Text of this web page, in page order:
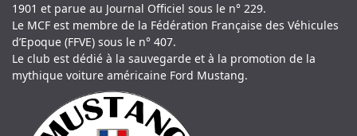
1901 et parue au Journal Officiel sous le n° 229.
Le MCF est membre de la Fédération Française des Véhicules
d’Epoque (FFVE) sous le n° 407.
Le club est dédié à la sauvegarde et à la promotion de la
mythique voiture américaine Ford Mustang.